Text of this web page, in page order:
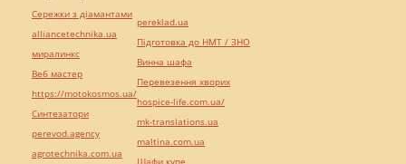
Сережки з діамантами
alliancetechnika.ua
миралинкс
Веб мастер
https://motokosmos.ua/
Синтезатори
perevod.agency
agrotechnika.com.ua
pereklad.ua
Підготовка до НМТ / ЗНО
Винна шафа
Перевезення хворих
hospice-life.com.ua/
mk-translations.ua
maltina.com.ua
Шафи купе